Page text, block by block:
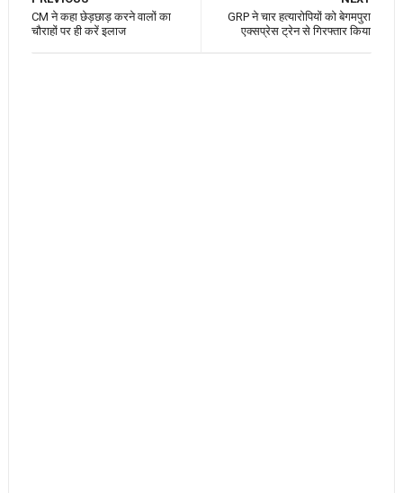
GRP ने चार हत्यारोपियों को बेगमपुरा
एक्सप्रेस ट्रेन से गिरफ्तार किया
CM ने कहा छेड़छाड़ करने वालों का
चौराहों पर ही करें इलाज